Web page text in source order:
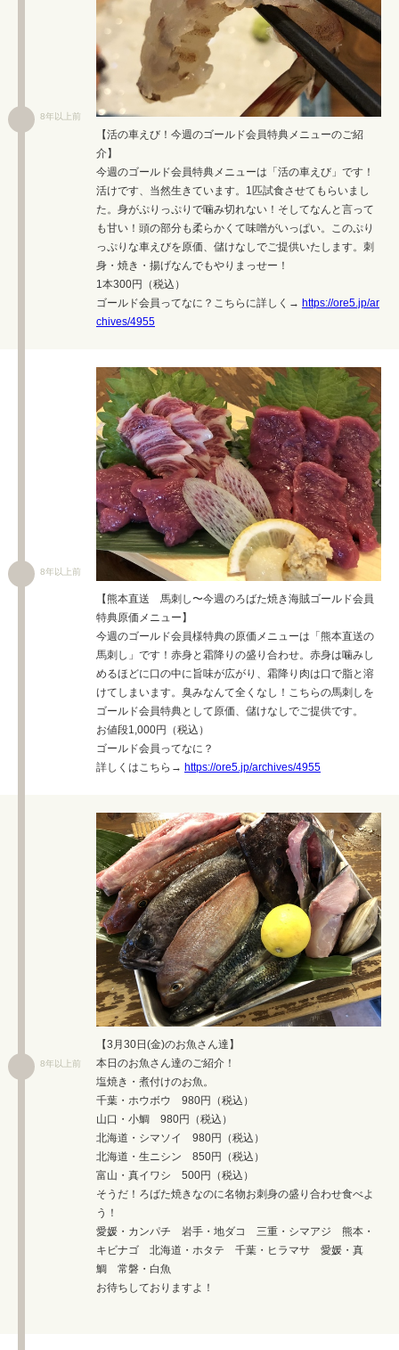
8年以上前
【活の車えび！今週のゴールド会員特典メニューのご紹
介】
今週のゴールド会員特典メニューは「活の車えび」です！
活けです、当然生きています。1匹試食させてもらいまし
た。身がぷりっぷりで噛み切れない！そしてなんと言って
も甘い！頭の部分も柔らかくて味噌がいっぱい。このぷり
っぷりな車えびを原価、儲けなしでご提供いたします。刺
身・焼き・揚げなんでもやりまっせー！
1本300円（税込）
ゴールド会員ってなに？こちらに詳しく→ https://ore5.jp/ar
chives/4955
8年以上前
【熊本直送 馬刺し〜今週のろばた焼き海賊ゴールド会員
特典原価メニュー】
今週のゴールド会員様特典の原価メニューは「熊本直送の
馬刺し」です！赤身と霜降りの盛り合わせ。赤身は噛みし
めるほどに口の中に旨味が広がり、霜降り肉は口で脂と溶
けてしまいます。臭みなんて全くなし！こちらの馬刺しを
ゴールド会員特典として原価、儲けなしでご提供です。
お値段1,000円（税込）
ゴールド会員ってなに？
詳しくはこちら→ https://ore5.jp/archives/4955
8年以上前
【3月30日(金)のお魚さん達】
本日のお魚さん達のご紹介！
塩焼き・煮付けのお魚。
千葉・ホウボウ 980円（税込）
山口・小鯛 980円（税込）
北海道・シマソイ 980円（税込）
北海道・生ニシン 850円（税込）
富山・真イワシ 500円（税込）
そうだ！ろばた焼きなのに名物お刺身の盛り合わせ食べよ
う！
愛媛・カンパチ 岩手・地ダコ 三重・シマアジ 熊本・
キビナゴ 北海道・ホタテ 千葉・ヒラマサ 愛媛・真
鯛 常磐・白魚
お待ちしておりますよ！